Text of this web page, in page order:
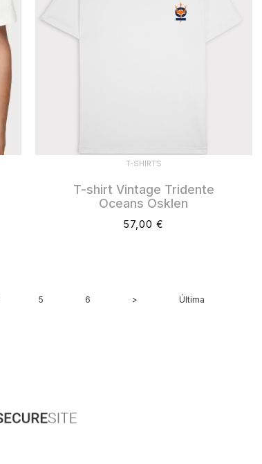
T-SHIRTS
T-shirt Vintage Tridente
Oceans Osklen
57,00 €
5 6 > Última